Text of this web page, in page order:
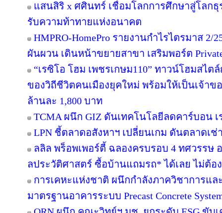
แสนสิริ x ศศินทร์ เชื่อมโลกการศึกษาสู่โลกธุ
รับความท้าทายแห่งอนาคต
HMPRO-HomePro รายงานกำไรไตรมาส 2/
ผันผวน เดินหน้าขยายสาขา เสริมพอร์ต
“เรซิโอ โฮม เพชรเกษม110” ทาวน์โฮมสไ
ของวิถีชีวิตคนเมืองยุคใหม่ พร้อมให้เป็นเจ้าข
ล้านละ 1,800 บาท
TCMA ผนึก GIZ ดันเทคโนโลยีลดคาร์บอน เ
LPN ชี้ตลาดอสังหาฯ เปลี่ยนเกม ดันตลาดเ
ลลิล พร็อพเพอร์ตี้ ฉลองครบรอบ 4 ทศวรรษ
ลประวัติศาสตร์ ซื้อบ้านแถมรถ* ได้เลย ไม่ต้อ
การเคหะแห่งชาติ ผนึกกำลังภาควิชาการแ
มาตรฐานอาคารระบบ Precast Concrete